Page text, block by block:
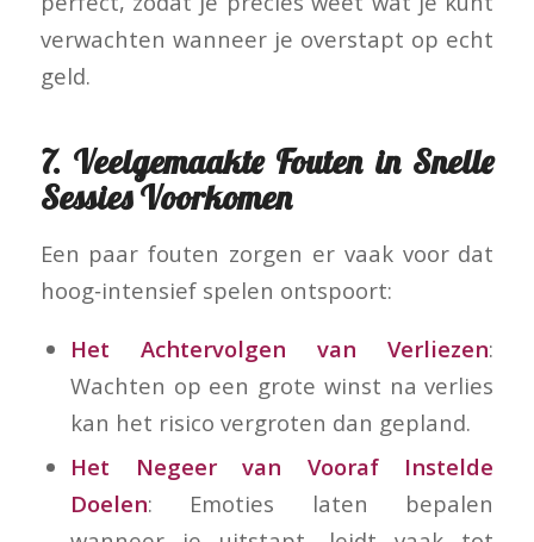
verwachten wanneer je overstapt op echt
geld.
7. Veelgemaakte Fouten in Snelle
Sessies Voorkomen
Een paar fouten zorgen er vaak voor dat
hoog‑intensief spelen ontspoort:
Het Achtervolgen van Verliezen:
Wachten op een grote winst na verlies
kan het risico vergroten dan gepland.
Het Negeer van Vooraf Instelde
Doelen: Emoties laten bepalen